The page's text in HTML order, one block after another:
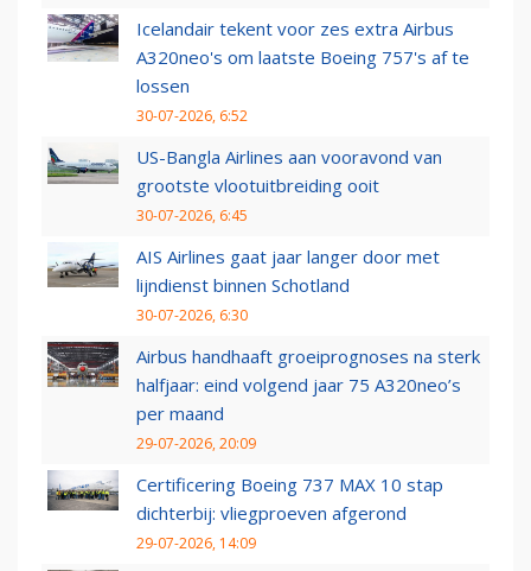
Icelandair tekent voor zes extra Airbus
A320neo's om laatste Boeing 757's af te
lossen
30-07-2026, 6:52
US-Bangla Airlines aan vooravond van
grootste vlootuitbreiding ooit
30-07-2026, 6:45
AIS Airlines gaat jaar langer door met
lijndienst binnen Schotland
30-07-2026, 6:30
Airbus handhaaft groeiprognoses na sterk
halfjaar: eind volgend jaar 75 A320neo’s
per maand
29-07-2026, 20:09
Certificering Boeing 737 MAX 10 stap
dichterbij: vliegproeven afgerond
29-07-2026, 14:09